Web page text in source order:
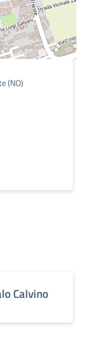
(NO)
Calvino